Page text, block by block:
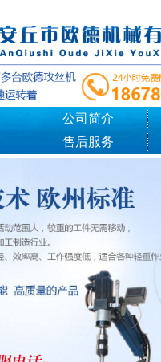
公司简介
售后服务